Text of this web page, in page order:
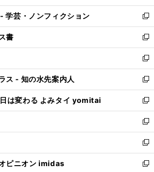
開
く
ウ
で
開
く
ン
ド
ウ
で
開
く
ウ
ィ
ン
ド
ウ
で
開
く
学芸・ノンフィクション
新
し
い
ウ
ィ
ン
ド
ウ
で
開
く
書
新
し
い
ウ
ィ
ン
ド
ウ
で
開
く
新
し
い
ウ
ィ
ン
ド
ウ
で
開
く
ス - 知の水先案内人
新
し
い
ウ
ィ
ン
ド
ウ
で
は変わる よみタイ yomitai
新
し
い
ウ
ィ
ン
ド
新
し
い
ウ
ィ
新
し
い
ピニオン imidas
新